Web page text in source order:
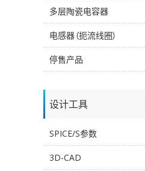
多层陶瓷电容器
电感器（扼流线圈）
停售产品
设计工具
SPICE/S参数
3D-CAD